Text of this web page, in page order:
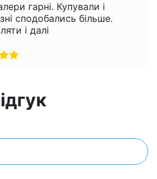
гарні. Купували і
сподобались більше.
і далі